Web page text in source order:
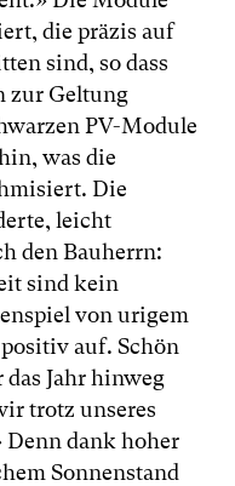
die präzis auf
sind, so dass
zur Geltung
PV-Module
was die
Die
leicht
den Bauherrn:
sind kein
von urigem
auf. Schön
das Jahr hinweg
trotz unseres
Denn dank hoher
Sonnenstand